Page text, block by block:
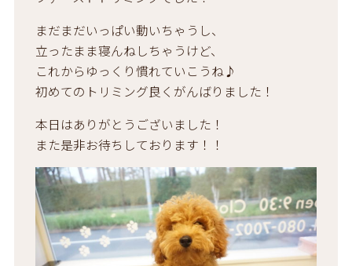
まだまだいっぱい動いちゃうし、
立ったまま寝んねしちゃうけど、
これからゆっくり慣れていこうね♪
初めてのトリミング良くがんばりました！
本日はありがとうございました！
また是非お待ちしております！！